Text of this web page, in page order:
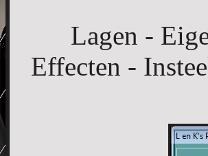
Lagen -
Effecten -